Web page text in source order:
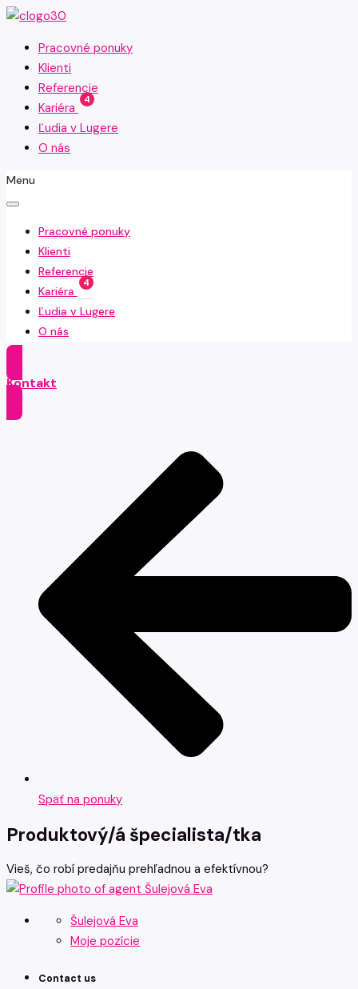
Pracovné ponuky
Klienti
Referencie
Kariéra
4
Ľudia v Lugere
O nás
Menu
Pracovné ponuky
Klienti
Referencie
Kariéra
4
Ľudia v Lugere
O nás
Kontakt
Späť na ponuky
Produktový/á špecialista/tka
Vieš, čo robí predajňu prehľadnou a efektívnou?
Šulejová Eva
Moje pozície
Contact us